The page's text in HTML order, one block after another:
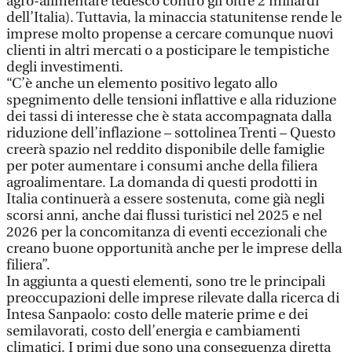
dell’Italia). Tuttavia, la minaccia statunitense rende le
imprese molto propense a cercare comunque nuovi
clienti in altri mercati o a posticipare le tempistiche
degli investimenti.
“C’è anche un elemento positivo legato allo
spegnimento delle tensioni inflattive e alla riduzione
dei tassi di interesse che è stata accompagnata dalla
riduzione dell’inflazione – sottolinea Trenti – Questo
creerà spazio nel reddito disponibile delle famiglie
per poter aumentare i consumi anche della filiera
agroalimentare. La domanda di questi prodotti in
Italia continuerà a essere sostenuta, come già negli
scorsi anni, anche dai flussi turistici nel 2025 e nel
2026 per la concomitanza di eventi eccezionali che
creano buone opportunità anche per le imprese della
filiera”.
In aggiunta a questi elementi, sono tre le principali
preoccupazioni delle imprese rilevate dalla ricerca di
Intesa Sanpaolo: costo delle materie prime e dei
semilavorati, costo dell’energia e cambiamenti
climatici. I primi due sono una conseguenza diretta